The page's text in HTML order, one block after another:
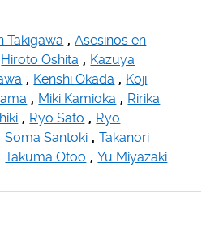
Takigawa , Asesinos en
Hiroto Oshita , Kazuya
, Kenshi Okada , Koji
, Miki Kamioka , Ririka
, Ryo Sato , Ryo
Soma Santoki , Takanori
Takuma Otoo , Yu Miyazaki